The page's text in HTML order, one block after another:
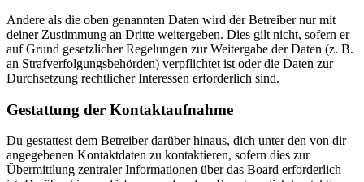
Andere als die oben genannten Daten wird der Betreiber nur mit
deiner Zustimmung an Dritte weitergeben. Dies gilt nicht, sofern er
auf Grund gesetzlicher Regelungen zur Weitergabe der Daten (z. B.
an Strafverfolgungsbehörden) verpflichtet ist oder die Daten zur
Durchsetzung rechtlicher Interessen erforderlich sind.
Gestattung der Kontaktaufnahme
Du gestattest dem Betreiber darüber hinaus, dich unter den von dir
angegebenen Kontaktdaten zu kontaktieren, sofern dies zur
Übermittlung zentraler Informationen über das Board erforderlich